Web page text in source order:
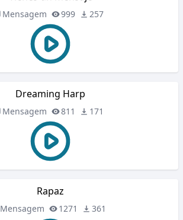
Mensagem 999 257
Dreaming Harp
Mensagem 811 171
Rapaz
Mensagem 1271 361